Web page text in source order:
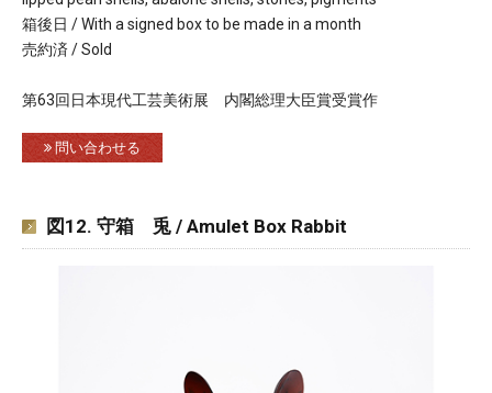
箱後日 / With a signed box to be made in a month
売約済 / Sold
第63回日本現代工芸美術展 内閣総理大臣賞受賞作
問い合わせる
図12. 守箱 兎 / Amulet Box Rabbit